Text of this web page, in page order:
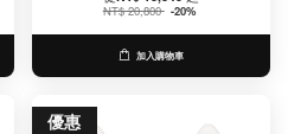
NT$ 20,800 -20%
加入購物車
優惠